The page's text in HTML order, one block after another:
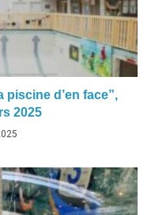
piscine d’en face”,
2025